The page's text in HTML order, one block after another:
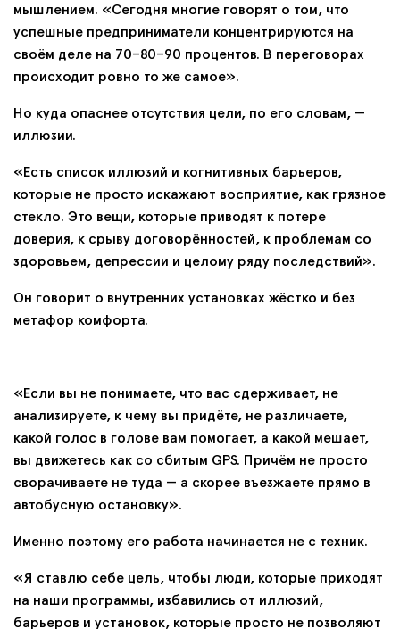
мышлением. «Сегодня многие говорят о том, что
успешные предприниматели концентрируются на
своём деле на 70–80–90 процентов. В переговорах
происходит ровно то же самое».
Но куда опаснее отсутствия цели, по его словам, —
иллюзии.
«Есть список иллюзий и когнитивных барьеров,
которые не просто искажают восприятие, как грязное
стекло. Это вещи, которые приводят к потере
доверия, к срыву договорённостей, к проблемам со
здоровьем, депрессии и целому ряду последствий».
Он говорит о внутренних установках жёстко и без
метафор комфорта.
«Если вы не понимаете, что вас сдерживает, не
анализируете, к чему вы придёте, не различаете,
какой голос в голове вам помогает, а какой мешает,
вы движетесь как со сбитым GPS. Причём не просто
сворачиваете не туда — а скорее въезжаете прямо в
автобусную остановку».
Именно поэтому его работа начинается не с техник.
«Я ставлю себе цель, чтобы люди, которые приходят
на наши программы, избавились от иллюзий,
барьеров и установок, которые просто не позволяют